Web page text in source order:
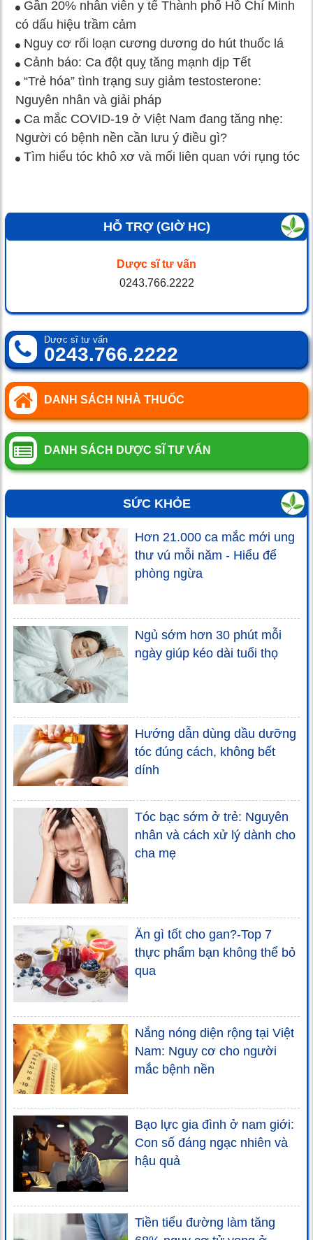
Gần 20% nhân viên y tế Thành phố Hồ Chí Minh
có dấu hiệu trầm cảm
Nguy cơ rối loạn cương dương do hút thuốc lá
Cảnh báo: Ca đột quỵ tăng mạnh dịp Tết
“Trẻ hóa” tình trạng suy giảm testosterone:
Nguyên nhân và giải pháp
Ca mắc COVID-19 ở Việt Nam đang tăng nhẹ:
Người có bệnh nền cần lưu ý điều gì?
Tìm hiểu tóc khô xơ và mối liên quan với rụng tóc
HỖ TRỢ (GIỜ HC)
Dược sĩ tư vấn
0243.766.2222
Dược sĩ tư vấn
0243.766.2222
DANH SÁCH NHÀ THUỐC
DANH SÁCH DƯỢC SĨ TƯ VẤN
SỨC KHỎE
Hơn 21.000 ca mắc mới ung
thư vú mỗi năm - Hiểu để
phòng ngừa
Ngủ sớm hơn 30 phút mỗi
ngày giúp kéo dài tuổi thọ
Hướng dẫn dùng dầu dưỡng
tóc đúng cách, không bết
dính
Tóc bạc sớm ở trẻ: Nguyên
nhân và cách xử lý dành cho
cha mẹ
Ăn gì tốt cho gan?-Top 7
thực phẩm bạn không thể bỏ
qua
Nắng nóng diện rộng tại Việt
Nam: Nguy cơ cho người
mắc bệnh nền
Bạo lực gia đình ở nam giới:
Con số đáng ngạc nhiên và
hậu quả
Tiền tiểu đường làm tăng